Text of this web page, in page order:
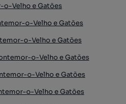
o-Velho e Gatões
o-Velho e Gatões
o-Velho e Gatões
o-Velho e Gatões
o-Velho e Gatões
o-Velho e Gatões